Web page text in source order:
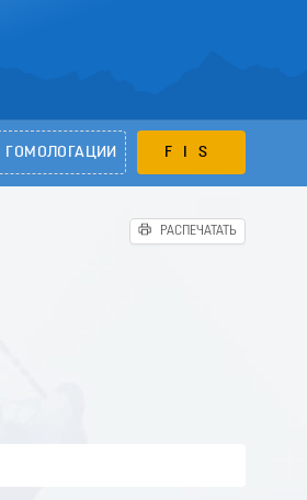
ГОМОЛОГАЦИИ FIS
РАСПЕЧАТАТЬ